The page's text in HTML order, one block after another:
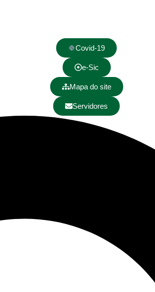
Covid-19
e-Sic
Mapa do site
Servidores